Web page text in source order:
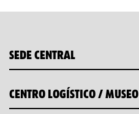
SEDE CENTRAL
CENTRO LOGÍSTICO / MUSEO